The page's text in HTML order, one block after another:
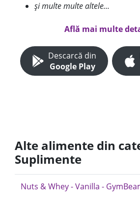
și multe multe altele...
Află mai multe
Descarcă din
Google Play
Alte alimente din
Suplimente
Nuts & Whey - Vanilla -